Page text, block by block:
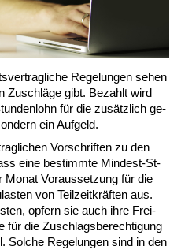
Re­ge­lun­gen se­hen
Zu­schlä­ge gibt. Be­zahlt wird
für die zu­sätz­lich ge­
ein Auf­geld.
Vor­schrif­ten zu den
ei­ne be­stimm­te Min­dest-St­
Mo­nat Vor­aus­set­zung für die
von Teil­zeit­kräf­ten aus.
op­fern sie auch ih­re Frei­
für die Zu­schlags­be­rech­ti­gung
Sol­che Re­ge­lun­gen sind in den